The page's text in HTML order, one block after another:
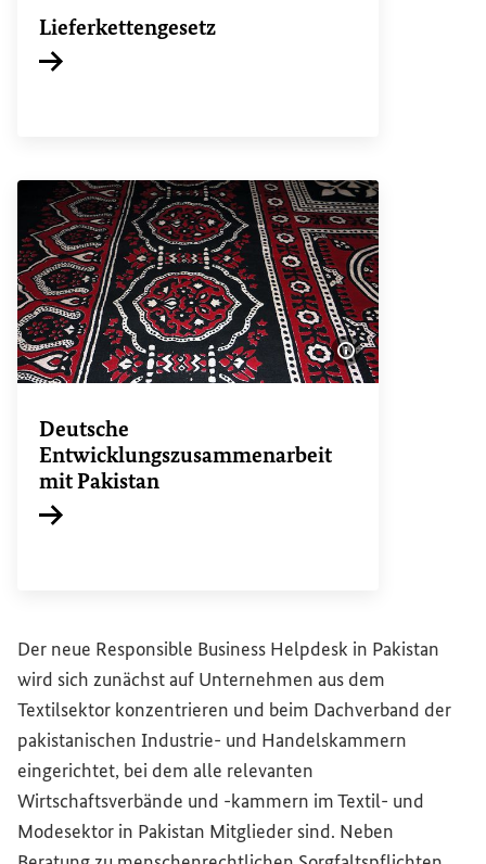
Lieferkettengesetz
Deutsche
Entwicklungszusammenarbeit
mit Pakistan
Der neue Responsible Business Helpdesk in Pakistan
wird sich zunächst auf Unternehmen aus dem
Textilsektor konzentrieren und beim Dachverband der
pakistanischen Industrie- und Handelskammern
eingerichtet, bei dem alle relevanten
Wirtschaftsverbände und -kammern im Textil- und
Modesektor in Pakistan Mitglieder sind. Neben